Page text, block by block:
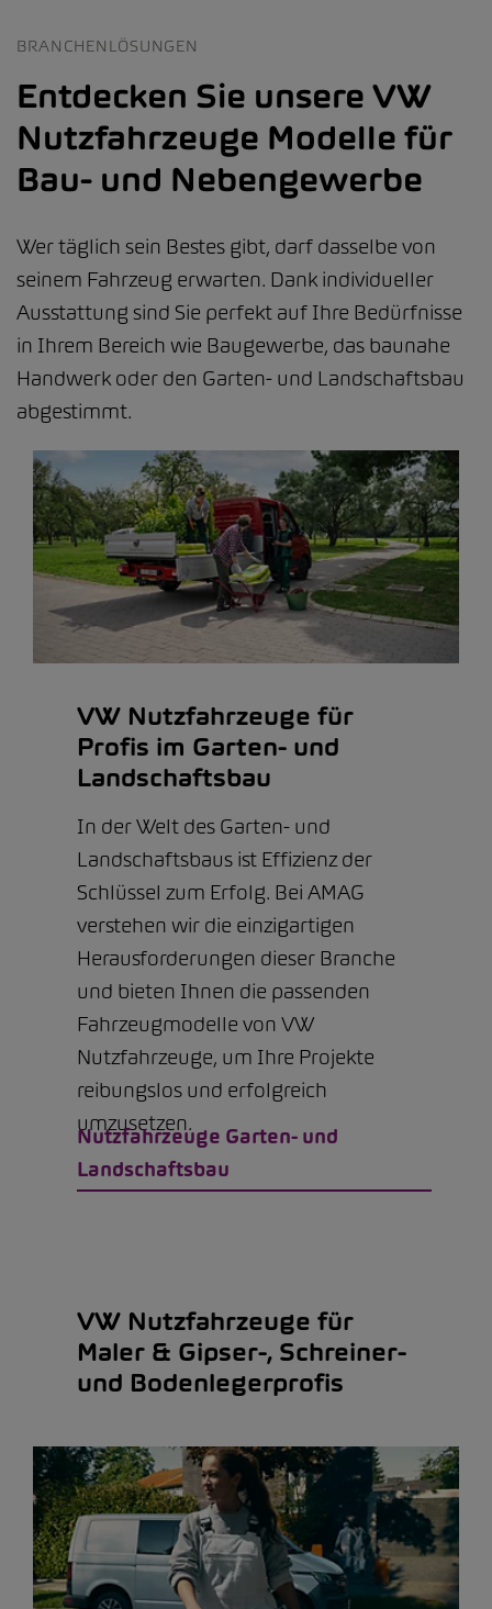
BRANCHENLÖSUNGEN
Entdecken Sie unsere VW
Nutzfahrzeuge Modelle für
Bau- und Nebengewerbe
Wer täglich sein Bestes gibt, darf dasselbe von
seinem Fahrzeug erwarten. Dank individueller
Ausstattung sind Sie perfekt auf Ihre Bedürfnisse
in Ihrem Bereich wie Baugewerbe, das baunahe
Handwerk oder den Garten- und Landschaftsbau
abgestimmt.
VW Nutzfahrzeuge für
Profis im Garten- und
Landschaftsbau
In der Welt des Garten- und
Landschaftsbaus ist Effizienz der
Schlüssel zum Erfolg. Bei AMAG
verstehen wir die einzigartigen
Herausforderungen dieser Branche
und bieten Ihnen die passenden
Fahrzeugmodelle von VW
Nutzfahrzeuge, um Ihre Projekte
reibungslos und erfolgreich
umzusetzen.
Nutzfahrzeuge Garten- und
Landschaftsbau
VW Nutzfahrzeuge für
Maler & Gipser-, Schreiner-
und Bodenlegerprofis